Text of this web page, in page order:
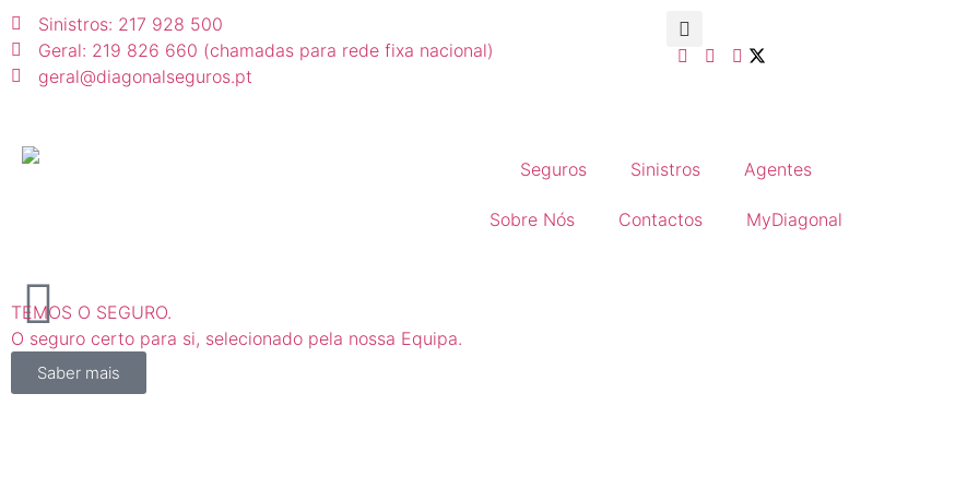
Sinistros: 217 928 500
Geral: 219 826 660 (chamadas para rede fixa nacional)
geral@diagonalseguros.pt
Seguros Sinistros Agentes
Sobre Nós Contactos MyDiagonal
TEMOS O SEGURO.
O seguro certo para si, selecionado pela nossa Equipa.
Saber mais